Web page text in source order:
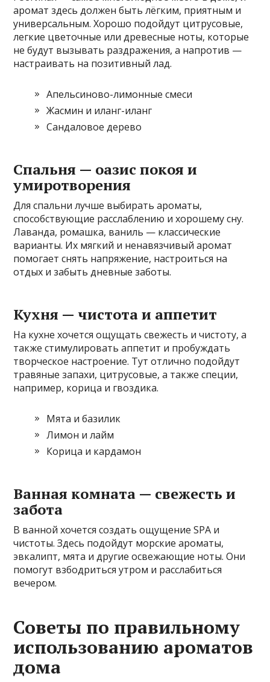
аромат здесь должен быть лёгким, приятным и
универсальным. Хорошо подойдут цитрусовые,
легкие цветочные или древесные ноты, которые
не будут вызывать раздражения, а напротив —
настраивать на позитивный лад.
Апельсиново-лимонные смеси
Жасмин и иланг-иланг
Сандаловое дерево
Спальня — оазис покоя и
умиротворения
Для спальни лучше выбирать ароматы,
способствующие расслаблению и хорошему сну.
Лаванда, ромашка, ваниль — классические
варианты. Их мягкий и ненавязчивый аромат
помогает снять напряжение, настроиться на
отдых и забыть дневные заботы.
Кухня — чистота и аппетит
На кухне хочется ощущать свежесть и чистоту, а
также стимулировать аппетит и пробуждать
творческое настроение. Тут отлично подойдут
травяные запахи, цитрусовые, а также специи,
например, корица и гвоздика.
Мята и базилик
Лимон и лайм
Корица и кардамон
Ванная комната — свежесть и
забота
В ванной хочется создать ощущение SPA и
чистоты. Здесь подойдут морские ароматы,
эвкалипт, мята и другие освежающие ноты. Они
помогут взбодриться утром и расслабиться
вечером.
Советы по правильному
использованию ароматов
дома